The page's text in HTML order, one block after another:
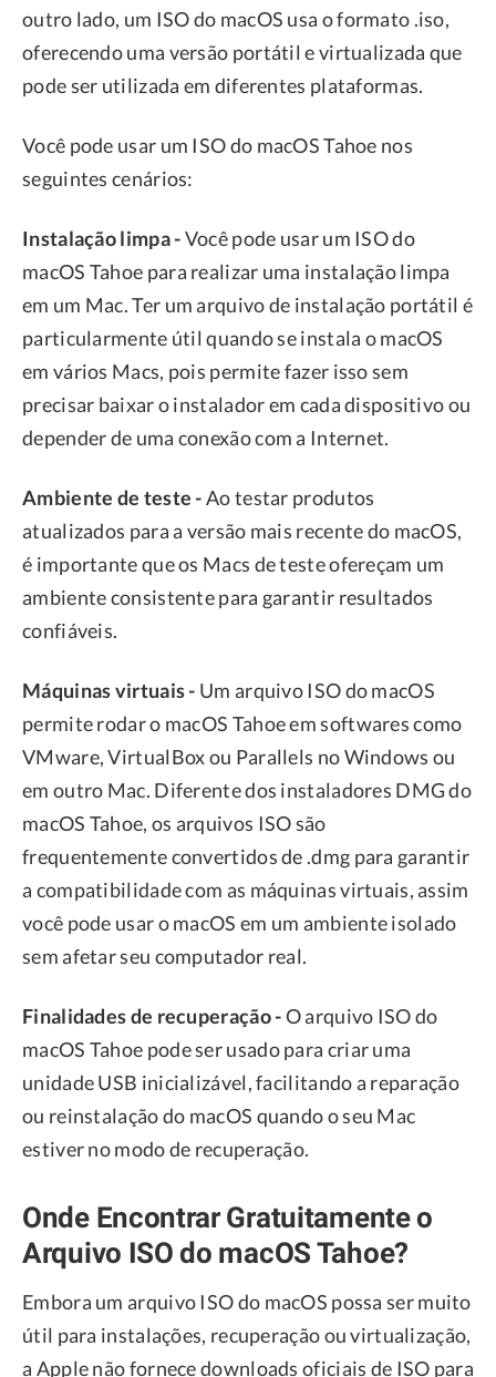
outro lado, um ISO do macOS usa o formato .iso,
oferecendo uma versão portátil e virtualizada que
pode ser utilizada em diferentes plataformas.
Você pode usar um ISO do macOS Tahoe nos
seguintes cenários:
Instalação limpa -Você pode usar um ISO do
macOS Tahoe para realizar uma instalação limpa
em um Mac. Ter um arquivo de instalação portátil é
particularmente útil quando se instala o macOS
em vários Macs, pois permite fazer isso sem
precisar baixar o instalador em cada dispositivo ou
depender de uma conexão com a Internet.
Ambiente de teste -Ao testar produtos
atualizados para a versão mais recente do macOS,
é importante que os Macs de teste ofereçam um
ambiente consistente para garantir resultados
confiáveis.
Máquinas virtuais - Um arquivo ISO do macOS
permite rodar o macOS Tahoe em softwares como
VMware, VirtualBox ou Parallels no Windows ou
em outro Mac. Diferente dos instaladores DMG do
macOS Tahoe, os arquivos ISO são
frequentemente convertidos de .dmg para garantir
a compatibilidade com as máquinas virtuais, assim
você pode usar o macOS em um ambiente isolado
sem afetar seu computador real.
Finalidades de recuperação -O arquivo ISO do
macOS Tahoe pode ser usado para criar uma
unidade USB inicializável, facilitando a reparação
ou reinstalação do macOS quando o seu Mac
estiver no modo de recuperação.
Onde Encontrar Gratuitamente o
Arquivo ISO do macOS Tahoe?
Embora um arquivo ISO do macOS possa ser muito
útil para instalações, recuperação ou virtualização,
a Apple não fornece downloads oficiais de ISO para